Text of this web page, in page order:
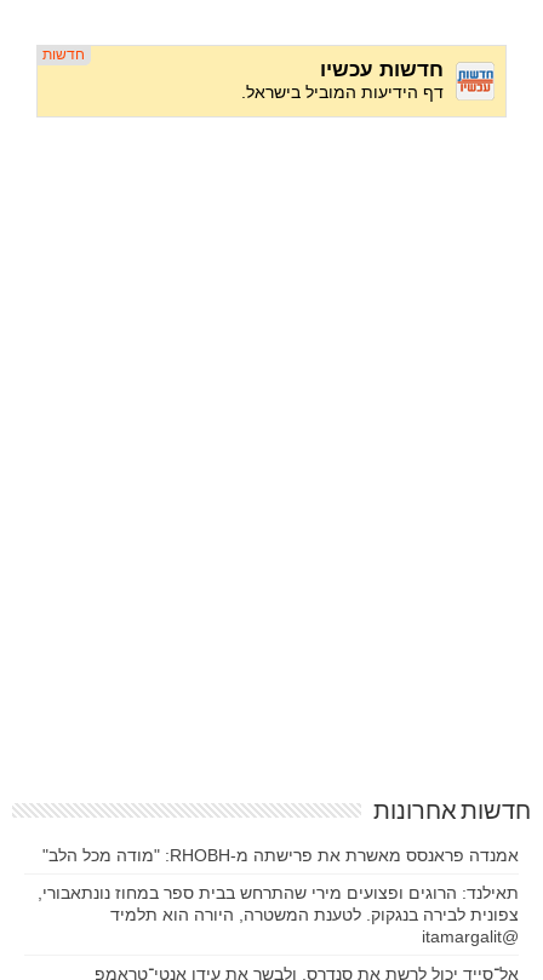
חדשות אחרונות
אמנדה פראנסס מאשרת את פרישתה מ-RHOBH: "מודה מכל הלב"
תאילנד: הרוגים ופצועים מירי שהתרחש בבית ספר במחוז נונתאבורי,
צפונית לבירה בנגקוק. לטענת המשטרה, היורה הוא תלמיד
@itamargalit
אל־סייד יכול לרשת את סנדרס, ולבשר את עידן אנטי־טראמפ